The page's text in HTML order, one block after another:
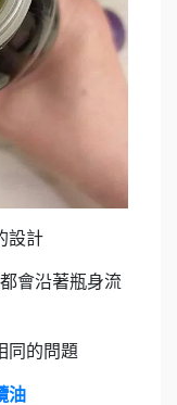
設計
會沿著瓶身流
同的問題
油